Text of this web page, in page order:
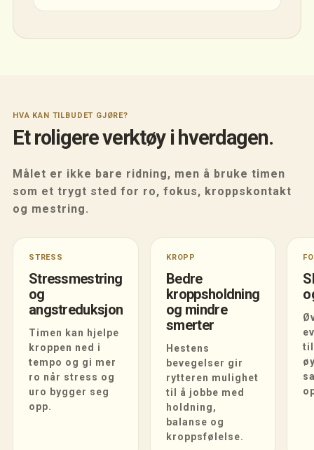
HVA KAN TILBUDET GJØRE?
Et roligere verktøy i hverdagen.
Målet er ikke bare ridning, men å bruke timen
som et trygt sted for ro, fokus, kroppskontakt
og mestring.
STRESS
Stressmestring
og
angstreduksjon
Timen kan hjelpe
kroppen ned i
tempo og gi mer
ro når stress og
uro bygger seg
opp.
KROPP
Bedre
kroppsholdning
og mindre
smerter
Hestens
bevegelser gir
rytteren mulighet
til å jobbe med
holdning,
balanse og
kroppsfølelse.